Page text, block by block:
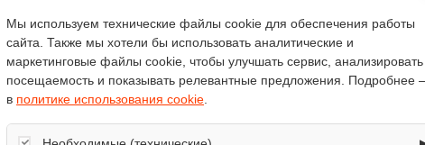
Smeg
46
Мы используем технические файлы cookie для обеспечения работы
сайта. Также мы хотели бы использовать аналитические и
маркетинговые файлы cookie, чтобы улучшать сервис, анализировать
посещаемость и показывать релевантные предложения. Подробнее
в политике использования cookie